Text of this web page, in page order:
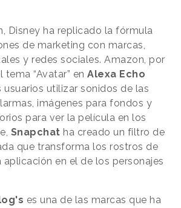
Disney ha replicado la fórmula
de marketing con marcas,
y redes sociales. Amazon, por
“Avatar” en Alexa Echo
utilizar sonidos de las
imágenes para fondos y
para ver la película en los
Snapchat ha creado un filtro de
que transforma los rostros de
aplicación en el de los personajes
es una de las marcas que ha